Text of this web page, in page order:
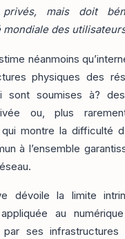
mais doit
mondiale des
néanmoins
physiques des
sont soumises à?
ou, plus rarement
montre la difficulté
à l’ensemble
dévoile la limite
au
par ses